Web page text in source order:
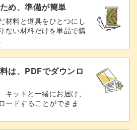
め、準備が簡単
材料と道具をひとつにし
ない材料だけを単品で購
は、PDFでダウンロ
ットと一緒にお届け、
ードすることができま